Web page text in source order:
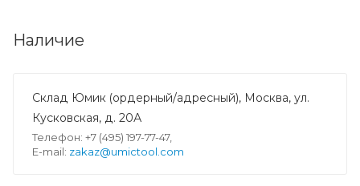
Наличие
Склад Юмик (ордерный/адресный), Москва, ул.
Кусковская, д. 20А
Телефон: +7 (495) 197-77-47,
E-mail: zakaz@umictool.com